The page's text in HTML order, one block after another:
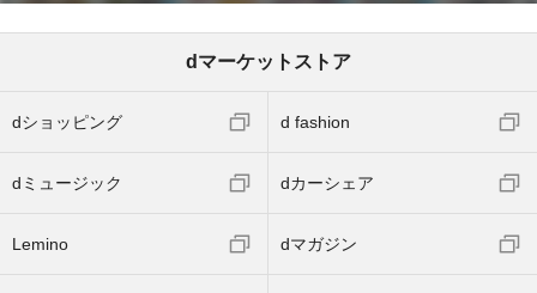
dマーケットストア
dショッピング d fashion
dミュージック dカーシェア
Lemino dマガジン